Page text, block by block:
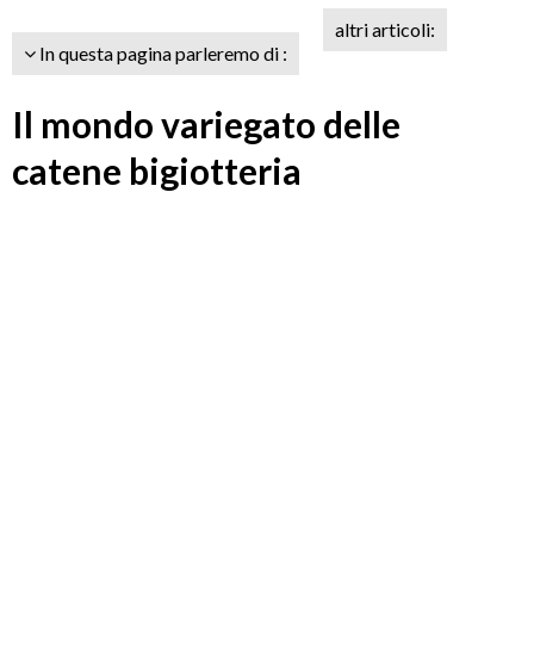
In questa pagina parleremo di :
altri articoli:
Il mondo variegato delle
catene bigiotteria